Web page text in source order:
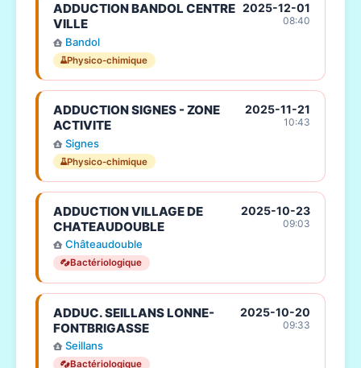
ADDUCTION BANDOL CENTRE
VILLE
Bandol
Physico-chimique
2025-12-01
08:40
ADDUCTION SIGNES - ZONE
ACTIVITE
Signes
Physico-chimique
2025-11-21
10:43
ADDUCTION VILLAGE DE
CHATEAUDOUBLE
Châteaudouble
Bactériologique
2025-10-23
09:03
ADDUC. SEILLANS LONNE-
FONTBRIGASSE
Seillans
Bactériologique
2025-10-20
09:33